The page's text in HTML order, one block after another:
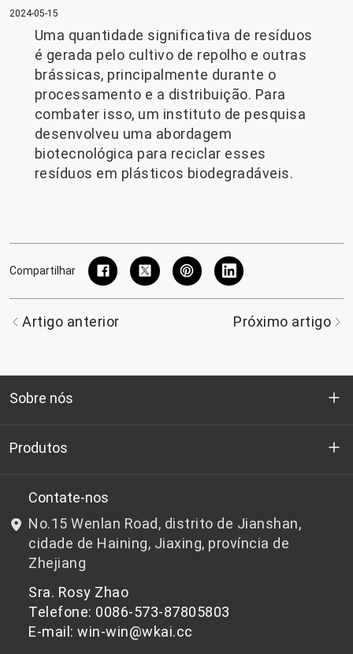
2024-05-15
Uma quantidade significativa de resíduos
é gerada pelo cultivo de repolho e outras
brássicas, principalmente durante o
processamento e a distribuição. Para
combater isso, um instituto de pesquisa
desenvolveu uma abordagem
biotecnológica para reciclar esses
resíduos em plásticos biodegradáveis.
Compartilhar
Artigo anterior Próximo artigo
Sobre nós
Quem somos
P&D
Notícias e Eventos
política de Privacidade
Produtos
Chips de PET de qualidade para garrafas
Chips de PET não adequados para garrafas
Contate-nos
No.15 Wenlan Road, distrito de Jianshan,
cidade de Haining, Jiaxing, província de
Zhejiang
Sra. Rosy Zhao
Telefone: 0086-573-87805803
E-mail: win-win@wkai.cc